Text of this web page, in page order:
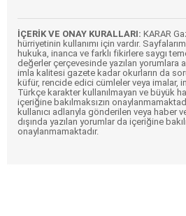
İÇERİK VE ONAY KURALLARI: KARAR
hürriyetinin kullanımı için vardır.
hukuka, inanca ve farklı fikirlere saygı
değerler çerçevesinde yazılan yorumlara
imla kalitesi gazete kadar okurların da
küfür, rencide edici cümleler veya imalar,
Türkçe karakter kullanılmayan ve büyük
içeriğine bakılmaksızın
kullanıcı adlarıyla gönderilen veya haber
dışında yazılan yorumlar da içeriğine
onaylanmamaktadır.